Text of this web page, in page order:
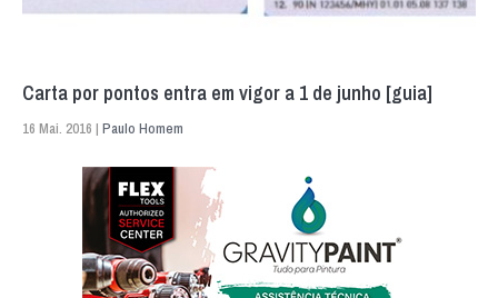
Carta por pontos entra em vigor a 1 de junho [guia]
16 Mai. 2016 | Paulo Homem